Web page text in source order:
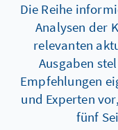
Die Reihe
Analysen der
relevanten
Ausgaben
Empfehlungen
und Experten
fünf